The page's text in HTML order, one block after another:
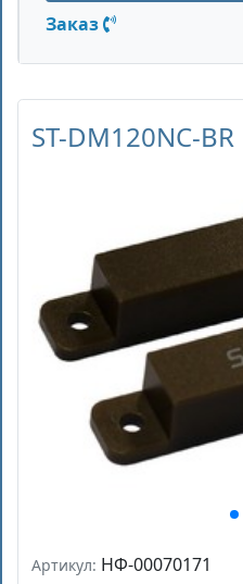
Заказ
ST-DM120NC-BR
Артикул: НФ-00070171